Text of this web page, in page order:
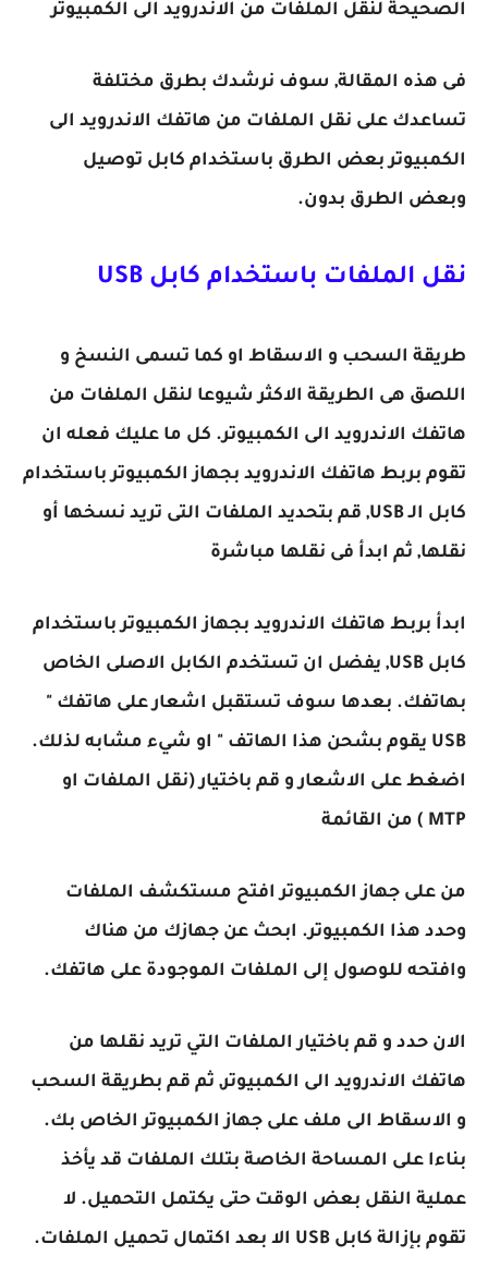
الصحيحة لنقل الملفات من الاندرويد الى الكمبيوتر
فى هذه المقالة, سوف نرشدك بطرق مختلفة
تساعدك على نقل الملفات من هاتفك الاندرويد الى
الكمبيوتر بعض الطرق باستخدام كابل توصيل
وبعض الطرق بدون.
نقل الملفات باستخدام كابل USB
طريقة السحب و الاسقاط او كما تسمى النسخ و
اللصق هى الطريقة الاكثر شيوعا لنقل الملفات من
هاتفك الاندرويد الى الكمبيوتر. كل ما عليك فعله ان
تقوم بربط هاتفك الاندرويد بجهاز الكمبيوتر باستخدام
كابل الـ USB, قم بتحديد الملفات التى تريد نسخها أو
نقلها, ثم ابدأ فى نقلها مباشرة
ابدأ بربط هاتفك الاندرويد بجهاز الكمبيوتر باستخدام
كابل USB, يفضل ان تستخدم الكابل الاصلى الخاص
بهاتفك. بعدها سوف تستقبل اشعار على هاتفك "
USB يقوم بشحن هذا الهاتف " او شيء مشابه لذلك.
اضغط على الاشعار و قم باختيار (نقل الملفات او
MTP ) من القائمة
من على جهاز الكمبيوتر افتح مستكشف الملفات
وحدد هذا الكمبيوتر. ابحث عن جهازك من هناك
وافتحه للوصول إلى الملفات الموجودة على هاتفك.
الان حدد و قم باختيار الملفات التي تريد نقلها من
هاتفك الاندرويد الى الكمبيوتر, ثم قم بطريقة السحب
و الاسقاط الى ملف على جهاز الكمبيوتر الخاص بك.
بناءا على المساحة الخاصة بتلك الملفات قد يأخذ
عملية النقل بعض الوقت حتى يكتمل التحميل. لا
تقوم بإزالة كابل USB الا بعد اكتمال تحميل الملفات.